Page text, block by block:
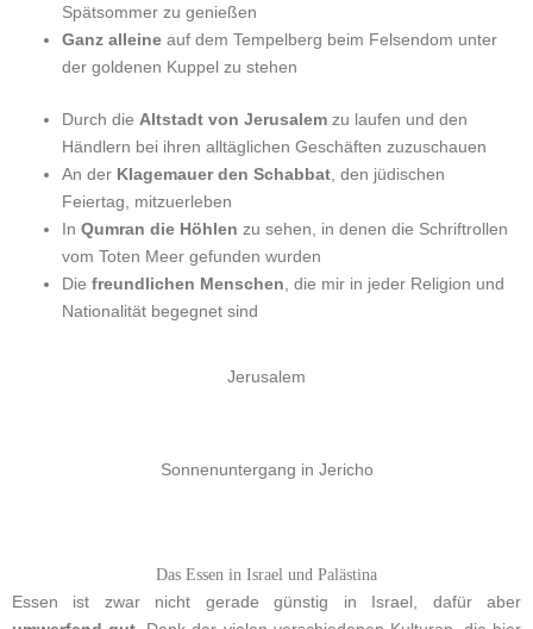
Spätsommer zu genießen
Ganz alleine auf dem Tempelberg beim Felsendom unter
der goldenen Kuppel zu stehen
Durch die Altstadt von Jerusalem zu laufen und den
Händlern bei ihren alltäglichen Geschäften zuzuschauen
An der Klagemauer den Schabbat , den jüdischen
Feiertag, mitzuerleben
In Qumran die Höhlen zu sehen, in denen die Schriftrollen
vom Toten Meer gefunden wurden
Die freundlichen Menschen , die mir in jeder Religion und
Nationalität begegnet sind
Jerusalem
Sonnenuntergang in Jericho
Das Essen in Israel und Palästina
Essen ist zwar nicht gerade günstig in Israel, dafür aber